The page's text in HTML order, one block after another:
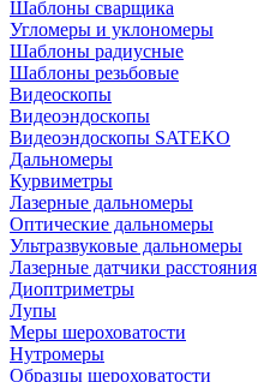
Шаблоны сварщика
Угломеры и уклономеры
Шаблоны радиусные
Шаблоны резьбовые
Видеоскопы
Видеоэндоскопы
Видеоэндоскопы SATEKO
Дальномеры
Курвиметры
Лазерные дальномеры
Оптические дальномеры
Ультразвуковые дальномеры
Лазерные датчики расстояния
Диоптриметры
Лупы
Меры шероховатости
Нутромеры
Образцы шероховатости